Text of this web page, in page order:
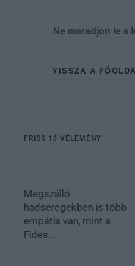
Ne maradjon le a
VISSZA A
FRISS 10 VÉLEMÉNY
Megszálló
hadseregekben is több
empátia van, mint a
Fides...